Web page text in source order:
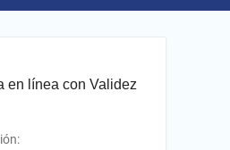
en línea con Validez